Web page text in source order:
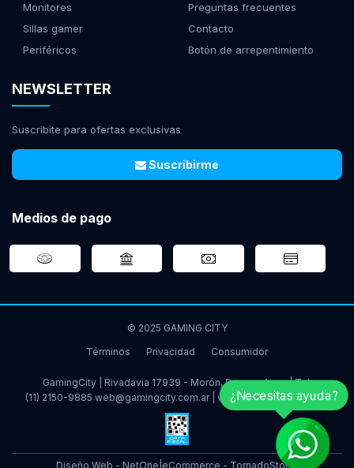
Monitores
Sillas gamer
Periféricos
Preguntas frecuentes
Contacto
Botón de arrepentimiento
NEWSLETTER
Suscribite para ofertas exclusivas
Suscribirme
Medios de pago
© 2025 GAMING CITY
Términos
Privacidad Consumidor
GamingCity | Rivadavia 17939 - Morón, Buenos Aires | Tel:
(11) 2150-9885 web@gamingcity.com.ar www.gamingcity.com.ar
Diseño Web - NetOne eCommerce - TornadoStore
¿Necesitas ayuda?